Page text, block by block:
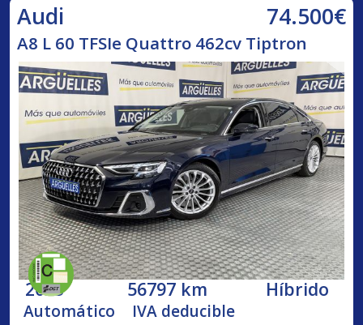
Audi 74.500€
A8 L 60 TFSIe Quattro 462cv Tiptron
2023 56797 km Híbrido
Automático IVA deducible